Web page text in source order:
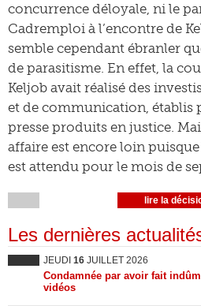
concurrence déloyale, ni le
Cadremploi à l’encontre de
semble cependant ébranler
de parasitisme. En effet, la
Keljob avait réalisé des
et de communication, établis
presse produits en justice.
affaire est encore loin
est attendu pour le mois de
lire la
Les dernières
JEUDI 16 JUILLET 2026
Condamnée par avoir fait
vidéos